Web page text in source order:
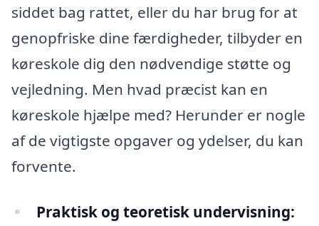
siddet bag rattet, eller du har brug for at
genopfriske dine færdigheder, tilbyder en
køreskole dig den nødvendige støtte og
vejledning. Men hvad præcist kan en
køreskole hjælpe med? Herunder er nogle
af de vigtigste opgaver og ydelser, du kan
forvente.
Praktisk og teoretisk undervisning: